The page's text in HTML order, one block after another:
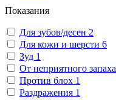
Показания
Для зубов/десен 2
Для кожи и шерсти 6
Зуд 1
От неприятного запаха
Против блох 1
Раздражения 1